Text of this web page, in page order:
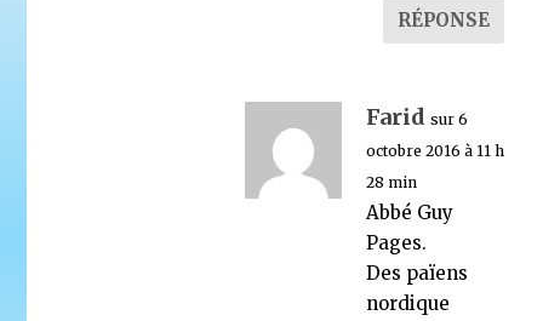
RÉPONSE
Farid sur 6
octobre 2016 à 11 h
28 min
Abbé Guy
Pages.
Des païens
nordique